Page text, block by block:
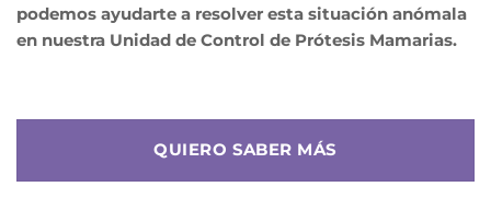
podemos ayudarte a resolver esta situación anómala
en nuestra Unidad de Control de Prótesis Mamarias.
QUIERO SABER MÁS